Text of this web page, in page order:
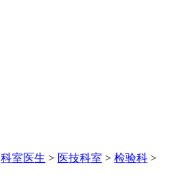
科室医生 > 医技科室 > 检验科 >